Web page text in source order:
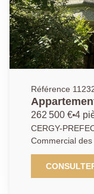
Référence
Dernier
Préfecture
262 500 € 4
CERGY-
Commercial
Cergy
de 4 pièces de 77,08 m² au
d'une résidence